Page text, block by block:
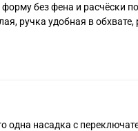
без фена и расчёски по
ручка удобная в обхвате,
одна насадка с